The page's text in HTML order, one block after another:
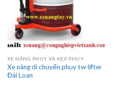
XE NÂNG PHUY VÀ KẸP PHUY
Xe nâng di chuyển phuy tw-lifter
Đài Loan